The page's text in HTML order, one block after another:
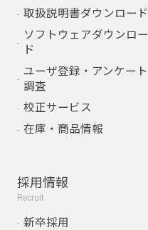
取扱説明書ダウンロード
ソフトウェアダウンロー
ド
ユーザ登録・アンケート
調査
校正サービス
在庫・商品情報
採用情報
Recruit
新卒採用